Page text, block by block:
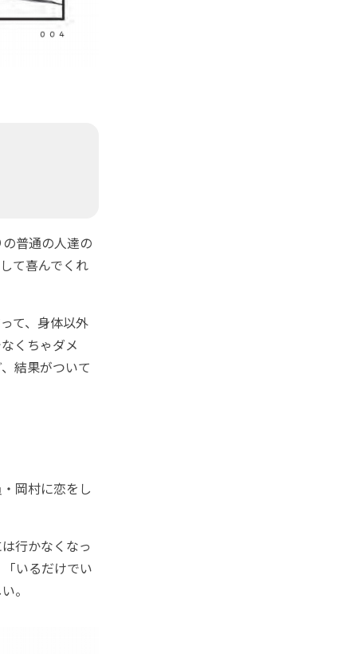
普通の人達の
て喜んでくれ
て、身体以外
くちゃダメ
結果がついて
岡村に恋をし
行かなくなっ
いるだけでい
。